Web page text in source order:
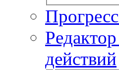
действий